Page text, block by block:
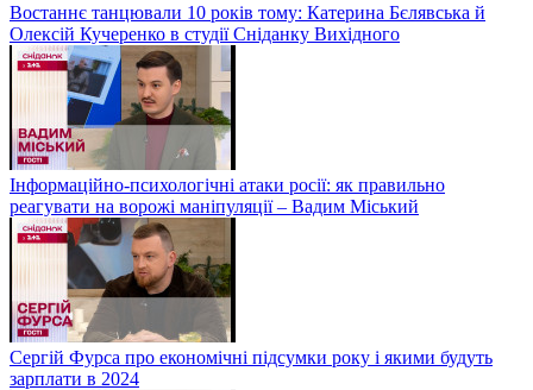
Востаннє танцювали 10 років тому: Катерина Бєлявська й
Олексій Кучеренко в студії Сніданку Вихідного
Інформаційно-психологічні атаки росії: як правильно
реагувати на ворожі маніпуляції – Вадим Міський
Сергій Фурса про економічні підсумки року і якими будуть
зарплати в 2024